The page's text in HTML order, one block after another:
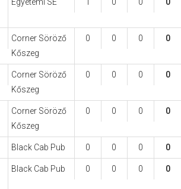
Corner Söröző
Kőszeg
0 0 0 0
Corner Söröző
Kőszeg
0 0 0 0
Corner Söröző
Kőszeg
0 0 0 0
Black Cab Pub 0 0 0 0
Black Cab Pub 0 0 0 0